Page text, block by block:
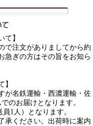
て】
で注文がありましてから約
急ぎの方はその旨をお知ら
】
が名鉄運輸・西濃運輸・佐
のお届けとなります。
1人）となります。
承ください。出荷時に案内